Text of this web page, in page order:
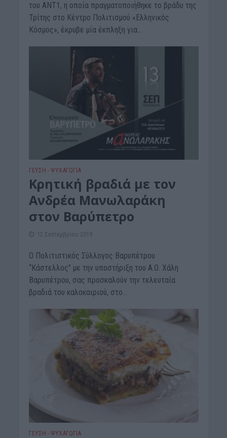
του AΝΤ1, η οποία πραγματοποιήθηκε το βράδυ της
Τρίτης στο Κέντρο Πολιτισμού «Ελληνικός
Κόσμος», έκρυβε μία έκπληξη για...
ΓΕΎΣΗ - ΨΥΧΑΓΩΓΊΑ
Κρητική βραδιά με τον
Ανδρέα Μανωλαράκη
στον Βαρύπετρο
12 Σεπτεμβρίου 2019
Ο Πολιτιστικός Σύλλογος Βαρυπέτρου
“Κάστελλος” με την υποστήριξη του Α.Ο. Χάλη
Βαρυπέτρου, σας προσκαλούν την τελευταία
βραδιά του καλοκαιριού, στο...
ΓΕΎΣΗ - ΨΥΧΑΓΩΓΊΑ